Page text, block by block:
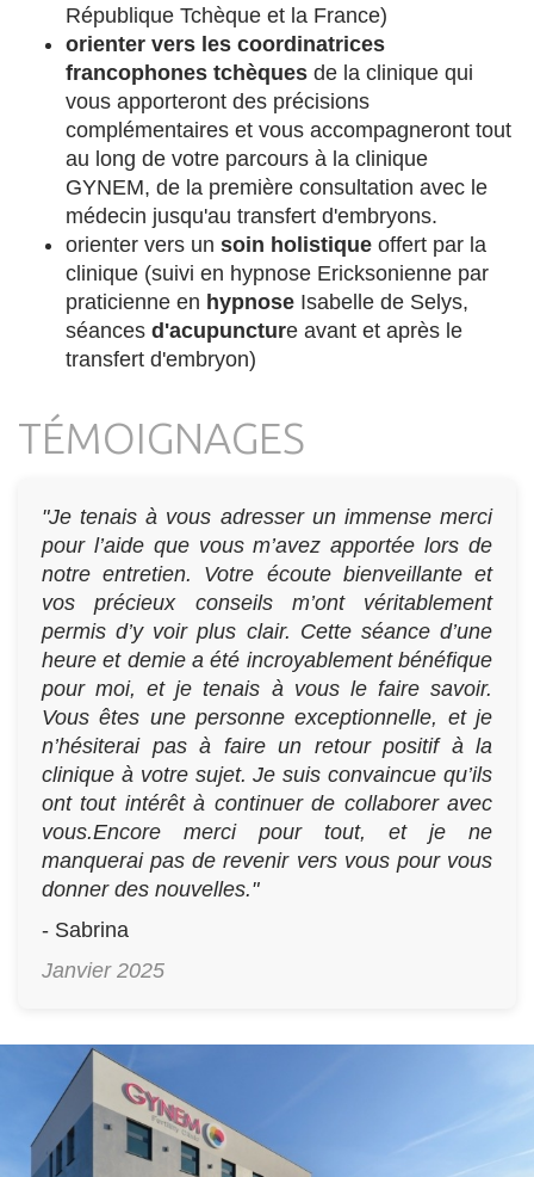
République Tchèque et la France)
orienter vers les coordinatrices
francophones tchèques de la clinique qui
vous apporteront des précisions
complémentaires et vous accompagneront tout
au long de votre parcours à la clinique
GYNEM, de la première consultation avec le
médecin jusqu'au transfert d'embryons.
orienter vers un soin holistique offert par la
clinique (suivi en hypnose Ericksonienne par
praticienne en hypnose Isabelle de Selys,
séances d'acupuncture avant et après le
transfert d'embryon)
TÉMOIGNAGES
"Je tenais à vous adresser un immense merci
pour l’aide que vous m’avez apportée lors de
notre entretien. Votre écoute bienveillante et
vos précieux conseils m’ont véritablement
permis d’y voir plus clair. Cette séance d’une
heure et demie a été incroyablement bénéfique
pour moi, et je tenais à vous le faire savoir.
Vous êtes une personne exceptionnelle, et je
n’hésiterai pas à faire un retour positif à la
clinique à votre sujet. Je suis convaincue qu’ils
ont tout intérêt à continuer de collaborer avec
vous.Encore merci pour tout, et je ne
manquerai pas de revenir vers vous pour vous
donner des nouvelles."
- Sabrina
Janvier 2025